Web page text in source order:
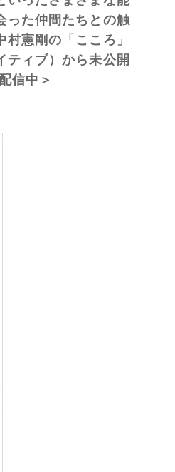
った仲間たちとの触
憲剛の「こころ」
ィブ）から未公開
信中＞